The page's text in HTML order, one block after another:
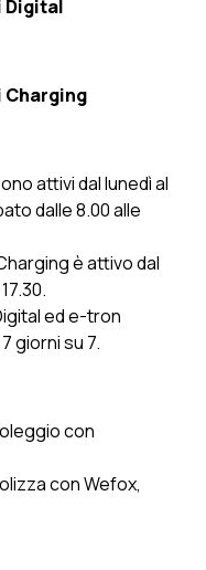
Digital
Charging
attivi dal lunedì al
dalle 8.00 alle
è attivo dal
ed e-tron
giorni su 7.
con
con Wefox,